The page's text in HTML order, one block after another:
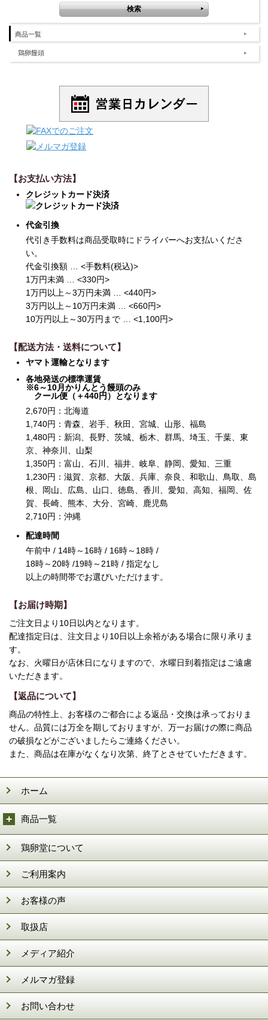
商品一覧
鶏卵饅頭
【お支払い方法】
クレジットカード決済
代金引換
代引き手数料は商品受取時にドライバーへお支払いくださ
い。
代金引換額 … <手数料(税込)>
1万円未満 … <330円>
1万円以上～3万円未満 … <440円>
3万円以上～10万円未満 … <660円>
10万円以上～30万円まで … <1,100円>
【配送方法・送料について】
ヤマト運輸となります
各地発送の標準運賃
※6～10月かりんとう饅頭のみ
クール便（＋440円）となります
2,670円：北海道
1,740円：青森、岩手、秋田、宮城、山形、福島
1,480円：新潟、長野、茨城、栃木、群馬、埼玉、千葉、東
京、神奈川、山梨
1,350円：富山、石川、福井、岐阜、静岡、愛知、三重
1,230円：滋賀、京都、大阪、兵庫、奈良、和歌山、鳥取、島
根、岡山、広島、山口、徳島、香川、愛知、高知、福岡、佐
賀、長崎、熊本、大分、宮崎、鹿児島
2,710円：沖縄
配達時間
午前中 / 14時～16時 / 16時～18時 /
18時～20時 /19時～21時 / 指定なし
以上の時間帯でお選びいただけます。
【お届け時期】
ご注文日より10日以内となります。
配達指定日は、注文日より10日以上余裕がある場合に限り承りま
す。
なお、火曜日が店休日になりますので、水曜日到着指定はご遠慮
いただきます。
【返品について】
商品の特性上、お客様のご都合による返品・交換は承っておりま
せん。品質には万全を期しておりますが、万一お届けの際に商品
の破損などがございましたらご連絡ください。
また、商品は在庫がなくなり次第、終了とさせていただきます。
ホーム
商品一覧
鶏卵堂について
ご利用案内
お客様の声
取扱店
メディア紹介
メルマガ登録
お問い合わせ